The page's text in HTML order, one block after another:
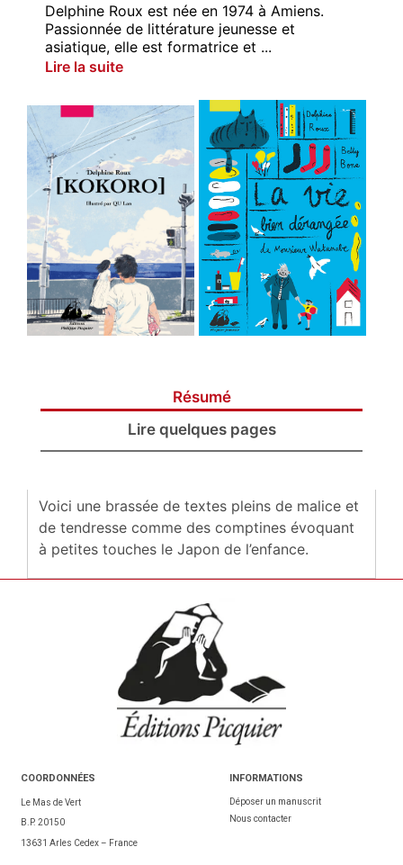
Delphine Roux est née en 1974 à Amiens.
Passionnée de littérature jeunesse et
asiatique, elle est formatrice et ...
Lire la suite
Résumé
Lire quelques pages
Voici une brassée de textes pleins de malice et
de tendresse comme des comptines évoquant
à petites touches le Japon de l’enfance.
COORDONNÉES
Le Mas de Vert
B.P. 20150
13631 Arles Cedex – France
INFORMATIONS
Déposer un manuscrit
Nous contacter